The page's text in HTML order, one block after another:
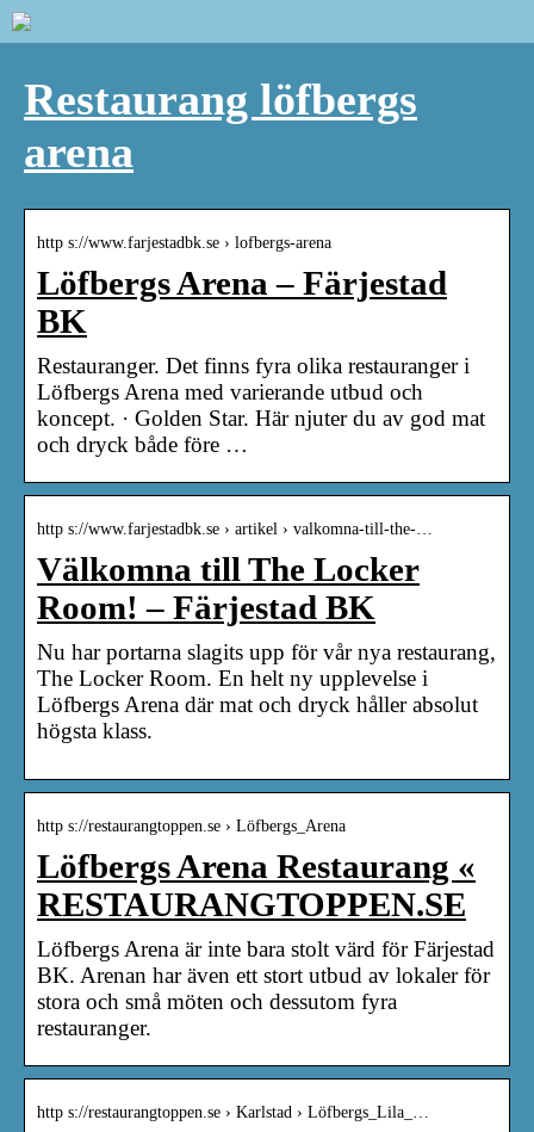
Restaurang löfbergs
arena
http s://www.farjestadbk.se › lofbergs-arena
Löfbergs Arena – Färjestad
BK
Restauranger. Det finns fyra olika restauranger i
Löfbergs Arena med varierande utbud och
koncept. · Golden Star. Här njuter du av god mat
och dryck både före …
http s://www.farjestadbk.se › artikel › valkomna-till-the-…
Välkomna till The Locker
Room! – Färjestad BK
Nu har portarna slagits upp för vår nya restaurang,
The Locker Room. En helt ny upplevelse i
Löfbergs Arena där mat och dryck håller absolut
högsta klass.
http s://restaurangtoppen.se › Löfbergs_Arena
Löfbergs Arena Restaurang «
RESTAURANGTOPPEN.SE
Löfbergs Arena är inte bara stolt värd för Färjestad
BK. Arenan har även ett stort utbud av lokaler för
stora och små möten och dessutom fyra
restauranger.
http s://restaurangtoppen.se › Karlstad › Löfbergs_Lila_…